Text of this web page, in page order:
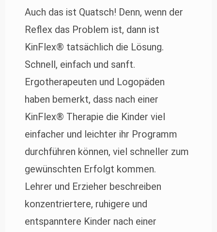
Auch das ist Quatsch! Denn, wenn der
Reflex das Problem ist, dann ist
KinFlex® tatsächlich die Lösung.
Schnell, einfach und sanft.
Ergotherapeuten und Logopäden
haben bemerkt, dass nach einer
KinFlex® Therapie die Kinder viel
einfacher und leichter ihr Programm
durchführen können, viel schneller zum
gewünschten Erfolgt kommen.
Lehrer und Erzieher beschreiben
konzentriertere, ruhigere und
entspanntere Kinder nach einer